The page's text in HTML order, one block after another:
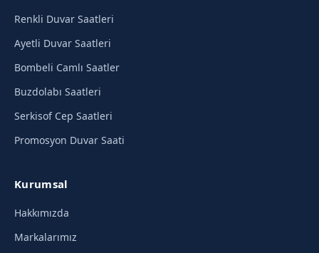
Renkli Duvar Saatleri
Ayetli Duvar Saatleri
Bombeli Camlı Saatler
Buzdolabı Saatleri
Serkisof Cep Saatleri
Promosyon Duvar Saati
Kurumsal
Hakkımızda
Markalarımız